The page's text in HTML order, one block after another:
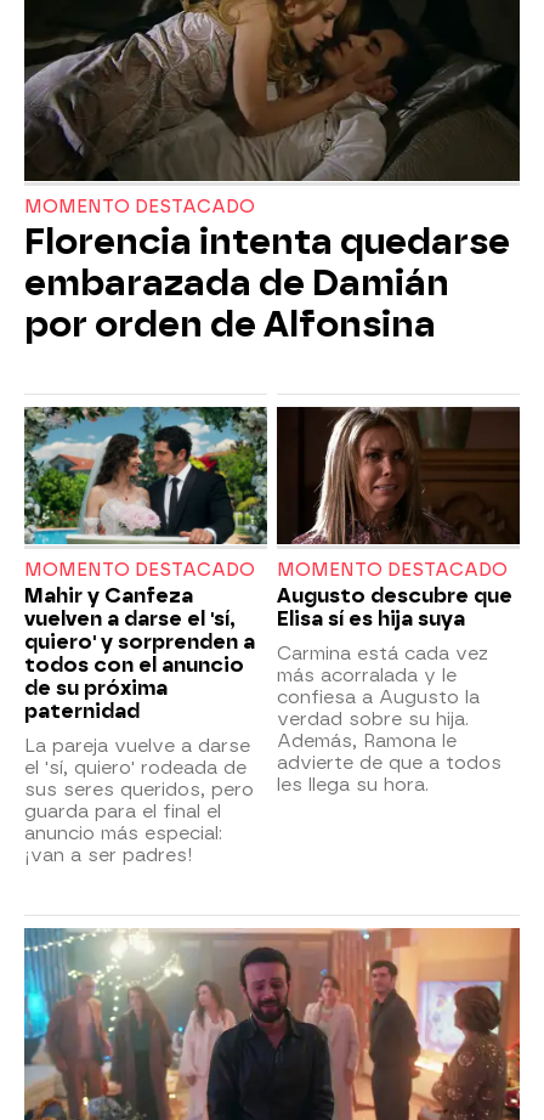
MOMENTO DESTACADO
Florencia intenta quedarse
embarazada de Damián
por orden de Alfonsina
MOMENTO DESTACADO
Mahir y Canfeza
vuelven a darse el 'sí,
quiero' y sorprenden a
todos con el anuncio
de su próxima
paternidad
La pareja vuelve a darse
el 'sí, quiero' rodeada de
sus seres queridos, pero
guarda para el final el
anuncio más especial:
¡van a ser padres!
MOMENTO DESTACADO
Augusto descubre que
Elisa sí es hija suya
Carmina está cada vez
más acorralada y le
confiesa a Augusto la
verdad sobre su hija.
Además, Ramona le
advierte de que a todos
les llega su hora.